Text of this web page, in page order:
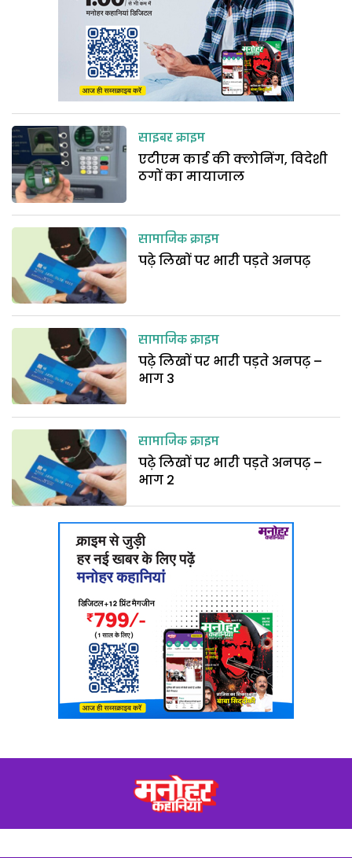
साइबर क्राइम
एटीएम कार्ड की क्लोनिंग, विदेशी
ठगों का मायाजाल
सामाजिक क्राइम
पढ़े लिखों पर भारी पड़ते अनपढ़
सामाजिक क्राइम
पढ़े लिखों पर भारी पड़ते अनपढ़ –
भाग 3
सामाजिक क्राइम
पढ़े लिखों पर भारी पड़ते अनपढ़ –
भाग 2